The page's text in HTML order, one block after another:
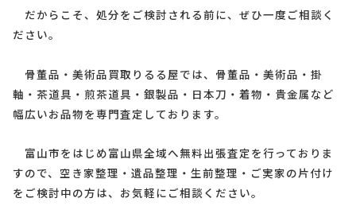
だからこそ、処分をご検討される前に、ぜひ一度ご相談く
ださい。
骨董品・美術品買取りるる屋では、骨董品・美術品・掛
軸・茶道具・煎茶道具・銀製品・日本刀・着物・貴金属など
幅広いお品物を専門査定しております。
富山市をはじめ富山県全域へ無料出張査定を行っておりま
すので、空き家整理・遺品整理・生前整理・ご実家の片付け
をご検討中の方は、お気軽にご相談ください。